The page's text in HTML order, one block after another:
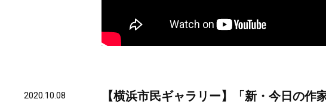
2020.10.08
【横浜市民ギャラリー】「新・今日の作